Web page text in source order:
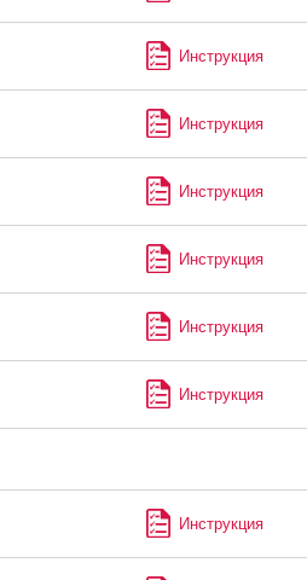
Инструкция
Инструкция
Инструкция
Инструкция
Инструкция
Инструкция
Инструкция